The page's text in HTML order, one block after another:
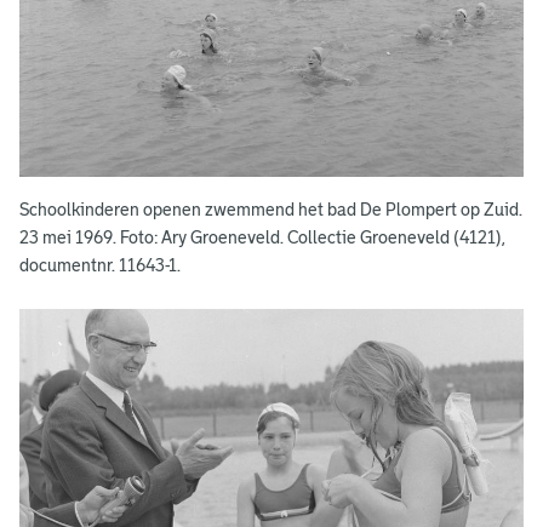
Schoolkinderen openen zwemmend het bad De Plompert op Zuid.
23 mei 1969. Foto: Ary Groeneveld. Collectie Groeneveld (4121),
documentnr. 11643-1.